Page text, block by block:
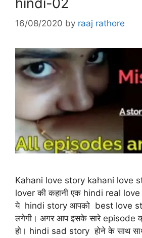
16/08/2020 by raaj rathore
Kahani love story kahani love
lover की कहानी एक hindi real love
ये hindi story आपको best love
लगेगी। अगर आप इसके सारे episode
हो। hindi sad story होने के साथ